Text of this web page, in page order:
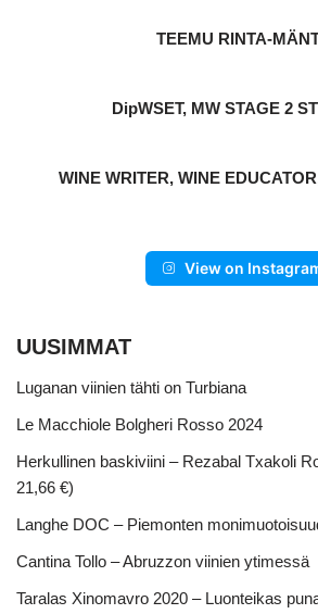
TEEMU RINTA-
DipWSET, MW STAGE 2
WINE WRITER, WINE
View on
UUSIMMAT
Luganan viinien tähti on Turbiana
Le Macchiole Bolgheri Rosso 2024
Herkullinen baskiviini – Rezabal Txakoli
21,66 €)
Langhe DOC – Piemonten
Cantina Tollo – Abruzzon viinien ytimessä
Taralas Xinomavro 2020 – Luonteikas